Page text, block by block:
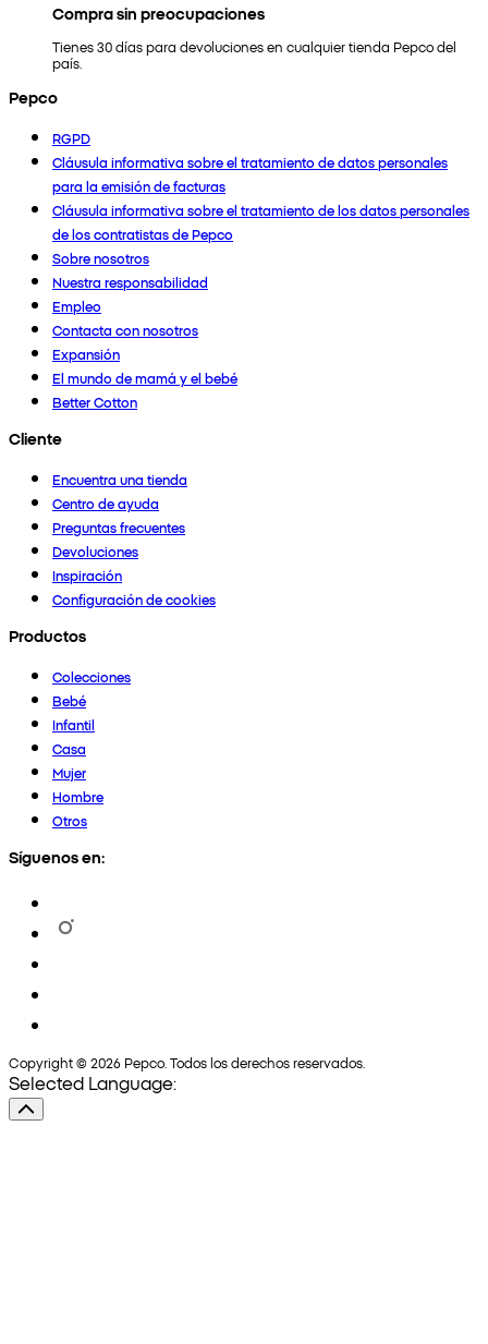
Compra sin preocupaciones
Tienes 30 días para devoluciones en cualquier tienda Pepco del
país.
Pepco
RGPD
Cláusula informativa sobre el tratamiento de datos personales
para la emisión de facturas
Cláusula informativa sobre el tratamiento de los datos personales
de los contratistas de Pepco
Sobre nosotros
Nuestra responsabilidad
Empleo
Contacta con nosotros
Expansión
El mundo de mamá y el bebé
Better Cotton
Cliente
Encuentra una tienda
Centro de ayuda
Preguntas frecuentes
Devoluciones
Inspiración
Configuración de cookies
Productos
Colecciones
Bebé
Infantil
Casa
Mujer
Hombre
Otros
Síguenos en:
Copyright © 2026 Pepco. Todos los derechos reservados.
Selected Language: